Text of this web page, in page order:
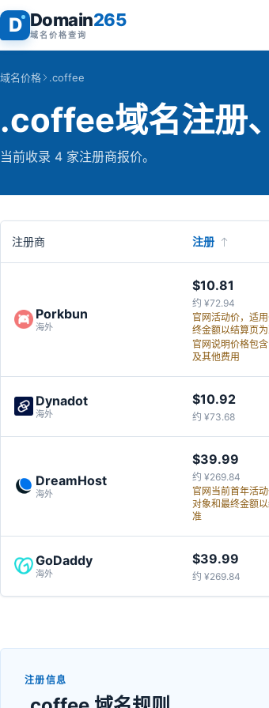
D Domain265
域名价格查询
域名价格 .coffee
.coffee域名注册
当前收录 4 家注册商报价。
注册商 注册
Porkbun
海外
$10.81
约 ¥72.94
官网活动价，适
终金额以结算页
官网说明价格包
及其他费用
Dynadot
海外
$10.92
约 ¥73.68
DreamHost
海外
$39.99
约 ¥269.84
官网当前首年活
对象和最终金额
准
GoDaddy
海外
$39.99
约 ¥269.84
注册信息